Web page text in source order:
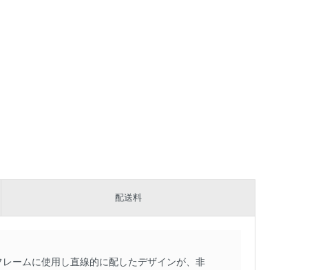
配送料
ームに使用し直線的に配したデザインが、非